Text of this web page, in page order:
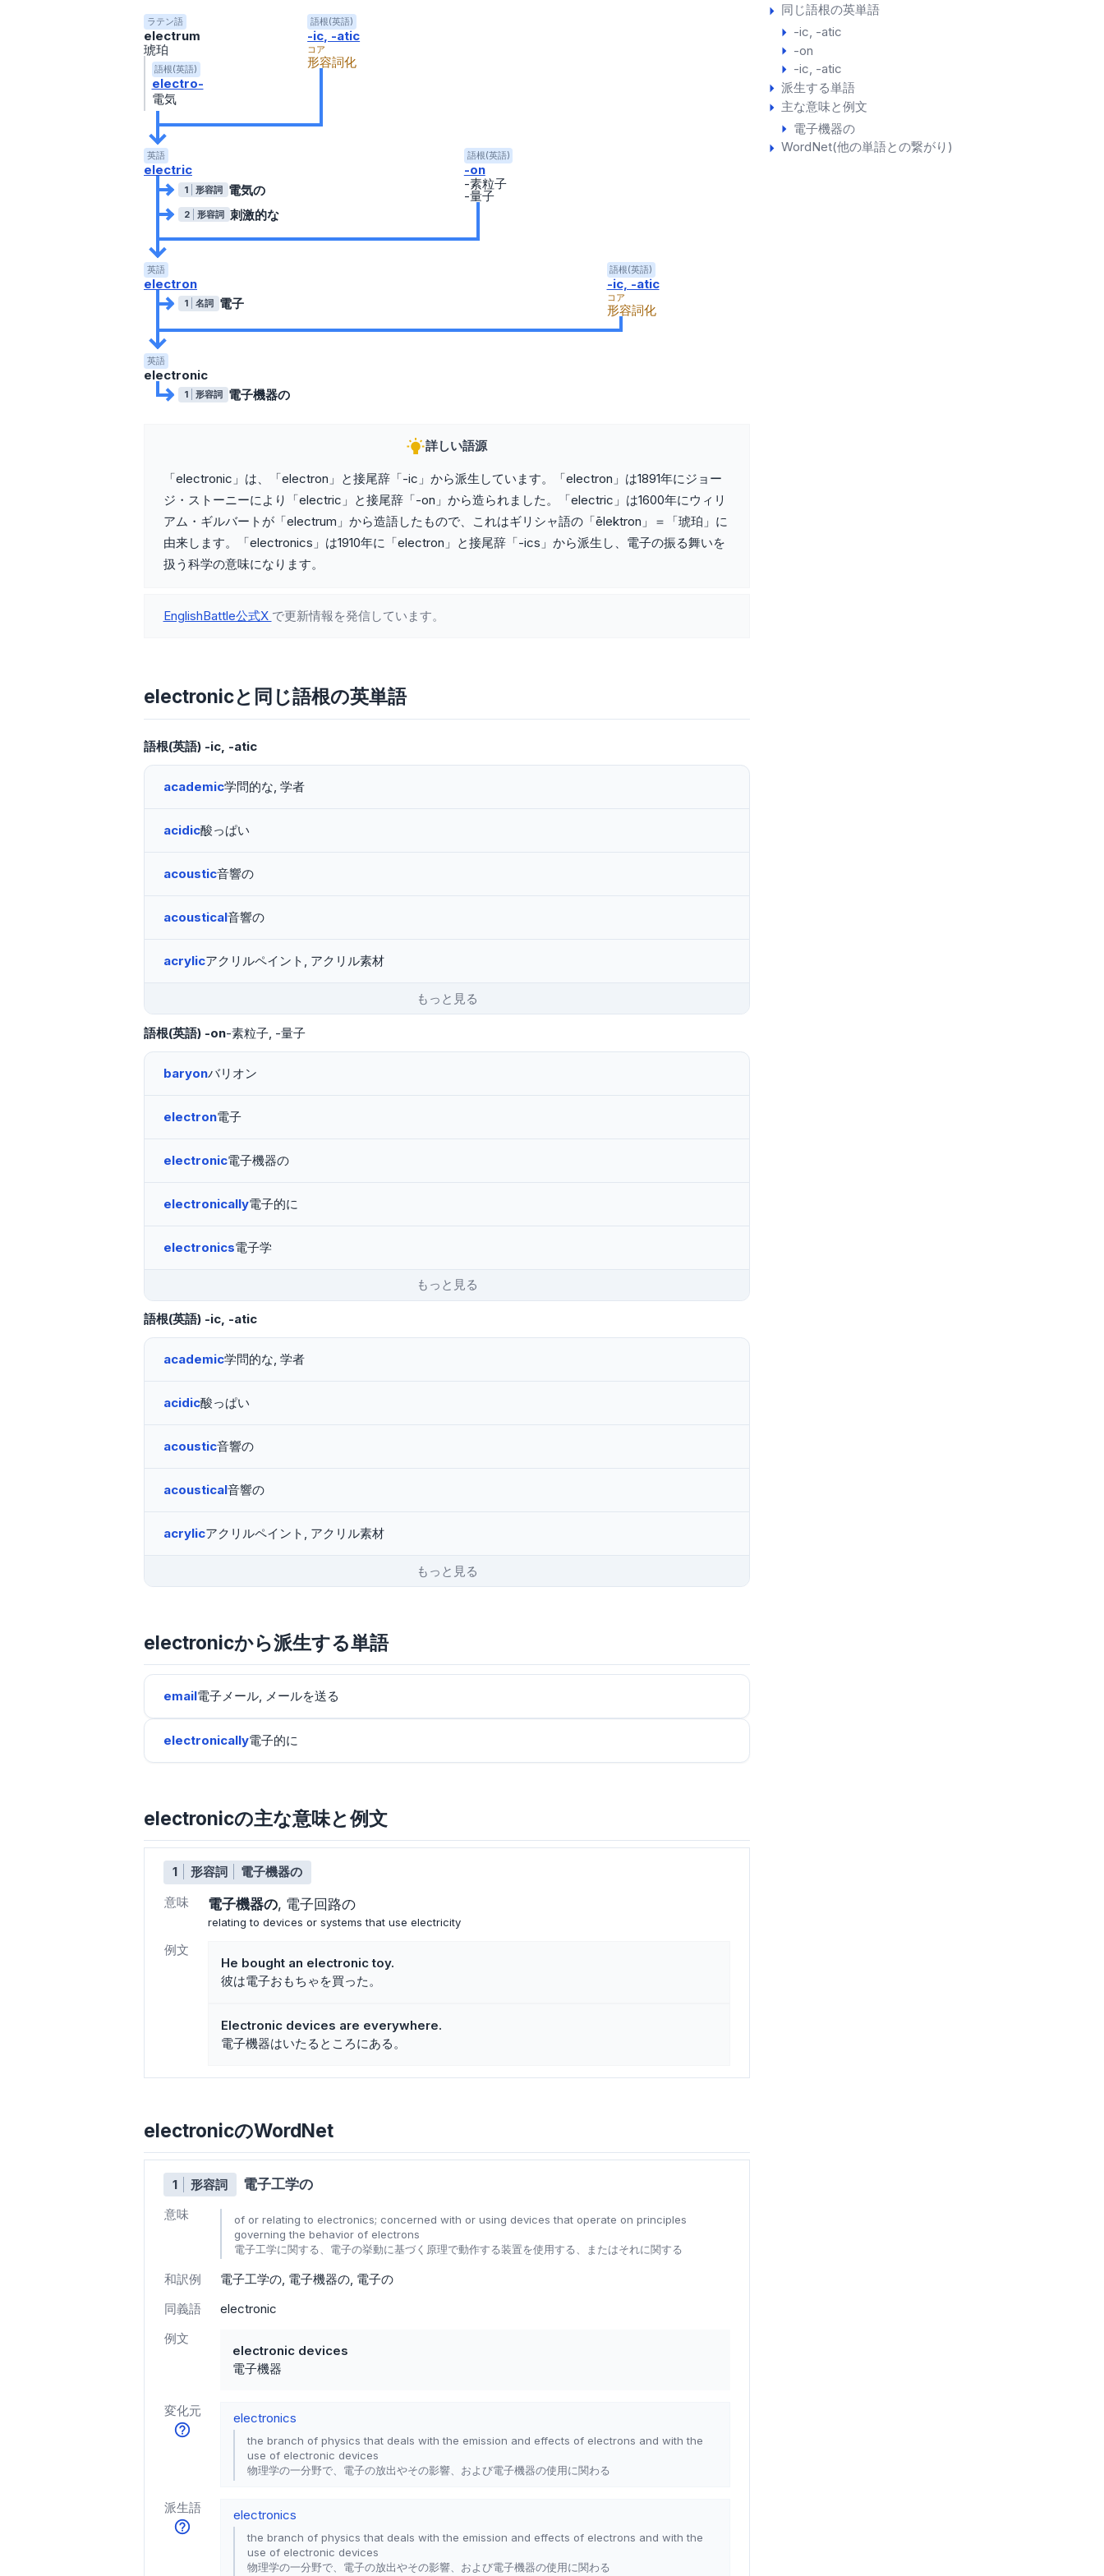
同じ語根の英単語
-ic, -atic
-on
-ic, -atic
派生する単語
主な意味と例文
電子機器の
WordNet(他の単語との繋がり)
ラテン語
electrum
琥珀
語根(英語)
electro-
電気
語根(英語)
-ic, -atic
コア
形容詞化
英語
electric
1 形容詞 電気の
2 形容詞 刺激的な
語根(英語)
-on
-素粒子
-量子
英語
electron
1 名詞 電子
語根(英語)
-ic, -atic
コア
形容詞化
英語
electronic
1 形容詞 電子機器の
詳しい語源
「electronic」は、「electron」と接尾辞「-ic」から派生しています。「electron」は1891年にジョー
ジ・ストーニーにより「electric」と接尾辞「-on」から造られました。「electric」は1600年にウィリ
アム・ギルバートが「electrum」から造語したもので、これはギリシャ語の「ēlektron」＝「琥珀」に
由来します。「electronics」は1910年に「electron」と接尾辞「-ics」から派生し、電子の振る舞いを
扱う科学の意味になります。
EnglishBattle公式X で更新情報を発信しています。
electronicと同じ語根の英単語
語根(英語) -ic, -atic
academic学問的な, 学者
acidic酸っぱい
acoustic音響の
acoustical音響の
acrylicアクリルペイント, アクリル素材
もっと見る
語根(英語) -on-素粒子 -量子
baryonバリオン
electron電子
electronic電子機器の
electronically電子的に
electronics電子学
もっと見る
語根(英語) -ic, -atic
academic学問的な, 学者
acidic酸っぱい
acoustic音響の
acoustical音響の
acrylicアクリルペイント, アクリル素材
もっと見る
electronicから派生する単語
email電子メール, メールを送る
electronically電子的に
electronicの主な意味と例文
1 形容詞
電子機器の
意味
電子機器の 電子回路の
relating to devices or systems that use electricity
例文
He bought an electronic toy.
彼は電子おもちゃを買った。
Electronic devices are everywhere.
電子機器はいたるところにある。
electronicのWordNet
1 形容詞 電子工学の
意味
of or relating to electronics; concerned with or using devices that operate on principles
governing the behavior of electrons
電子工学に関する、電子の挙動に基づく原理で動作する装置を使用する、またはそれに関する
和訳例 電子工学の 電子機器の 電子の
同義語
electronic
例文
electronic devices
電子機器
変化元 electronics
the branch of physics that deals with the emission and effects of electrons and with the
use of electronic devices
物理学の一分野で、電子の放出やその影響、および電子機器の使用に関わる
派生語 electronics
the branch of physics that deals with the emission and effects of electrons and with the
use of electronic devices
物理学の一分野で、電子の放出やその影響、および電子機器の使用に関わる